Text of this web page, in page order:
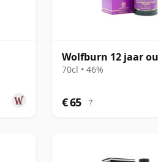
Wolfburn 12 jaar
70cl • 46%
€ 65 ?